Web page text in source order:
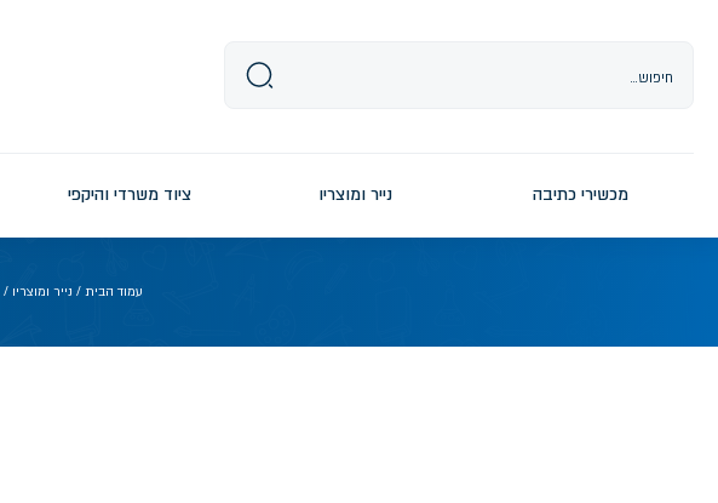
מכשירי כתיבה נייר ומוצריו ציוד משרדי והיקפי
עמוד הבית / נייר ומוצריו /